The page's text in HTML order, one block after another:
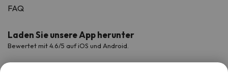
FAQ
Laden Sie unsere App herunter
Bewertet mit 4.6/5 auf iOS und Android.